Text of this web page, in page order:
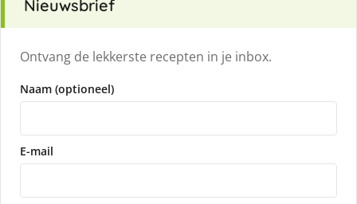
Nieuwsbrief
Ontvang de lekkerste recepten in je inbox.
Naam (optioneel)
E-mail